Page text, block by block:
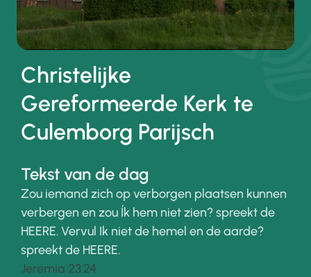
Christelijke
Gereformeerde Kerk te
Culemborg Parijsch
Tekst van de dag
Zou iemand zich op verborgen plaatsen kunnen
verbergen en zou Ík hem niet zien? spreekt de
HEERE. Vervul Ik niet de hemel en de aarde?
spreekt de HEERE.
Jeremia 23:24